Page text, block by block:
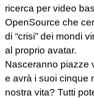
ricerca per video
OpenSource che
di “crisi” dei mondi
al proprio avatar.
Nasceranno piazze
e avrà i suoi cinque
nostra vita? Tutti